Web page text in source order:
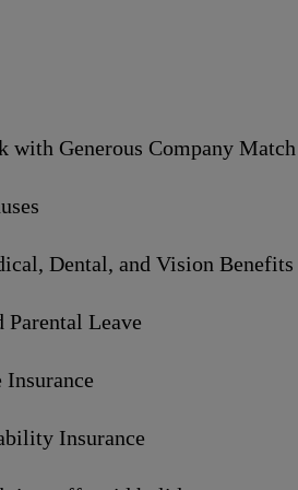
with Generous Company
Dental, and Vision Benefits
Parental Leave
Insurance